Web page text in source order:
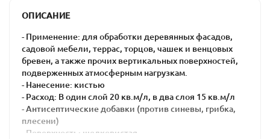
ОПИСАНИЕ
- Применение: для обработки деревянных фасадов,
садовой мебели, террас, торцов, чашек и венцовых
бревен, а также прочих вертикальных поверхностей,
подверженных атмосферным нагрузкам.
- Нанесение: кистью
- Расход: В один слой 20 кв.м/л, в два слоя 15 кв.м/л
- Антисептические добавки (против синевы, грибка,
плесени)
- Поверхность: шелковистая